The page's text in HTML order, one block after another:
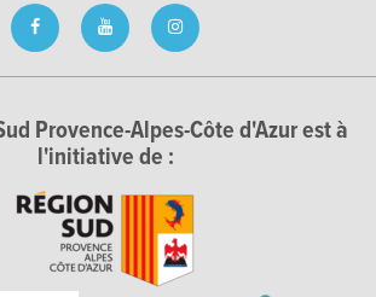
Provence-Alpes-Côte d'Azur est à
l'initiative de :